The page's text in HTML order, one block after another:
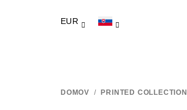
EUR
DOMOV / PRINTED COLLECTION